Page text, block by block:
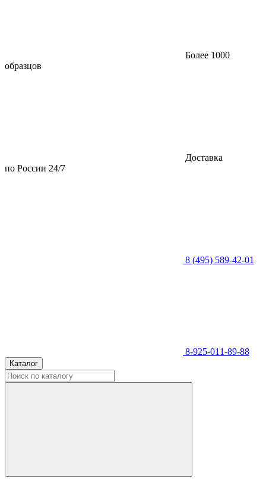
Более 1000
образцов
Доставка
по России 24/7
8 (495) 589-42-01
8-925-011-89-88
Каталог